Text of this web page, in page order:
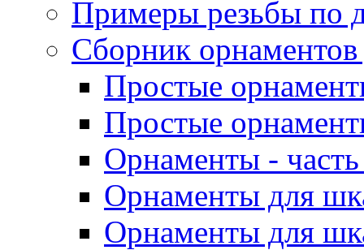
Примеры резьбы по
Сборник
Простые
Простые
Орнаменты -
Орнаменты для
Орнаменты для